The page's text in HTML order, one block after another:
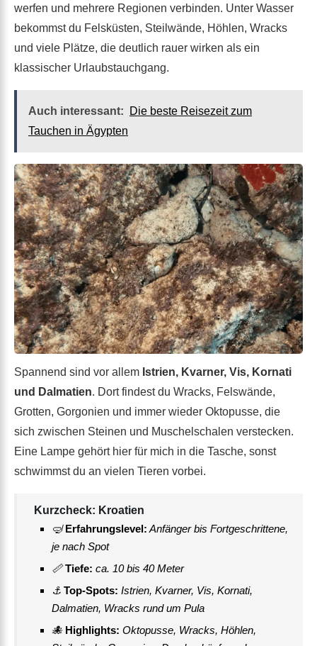
werfen und mehrere Regionen verbinden. Unter Wasser
bekommst du Felsküsten, Steilwände, Höhlen, Wracks
und viele Plätze, die deutlich rauer wirken als ein
klassischer Urlaubstauchgang.
Auch interessant:
Die beste Reisezeit zum
Tauchen in Ägypten
Spannend sind vor allem Istrien, Kvarner, Vis, Kornati
und Dalmatien. Dort findest du Wracks, Felswände,
Grotten, Gorgonien und immer wieder Oktopusse, die
sich zwischen Steinen und Muschelschalen verstecken.
Eine Lampe gehört hier für mich in die Tasche, sonst
schwimmst du an vielen Tieren vorbei.
Kurzcheck: Kroatien
🤿Erfahrungslevel:Anfänger bis Fortgeschrittene,
je nach Spot
📏Tiefe: ca. 10 bis 40 Meter
⚓ Top-Spots: Istrien, Kvarner, Vis, Kornati,
Dalmatien, Wracks rund um Pula
🐙 Highlights: Oktopusse, Wracks, Höhlen,